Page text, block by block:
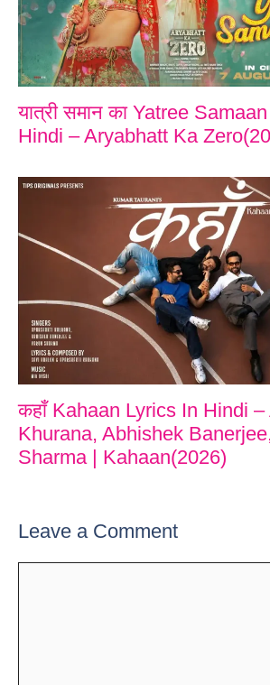
यात्री समान का Yatree
Hindi – Aryabhatt Ka
कहाँ Kahaan Lyrics In Hindi
Khurana, Abhishek
Sharma | Kahaan(2026)
Leave a Comment